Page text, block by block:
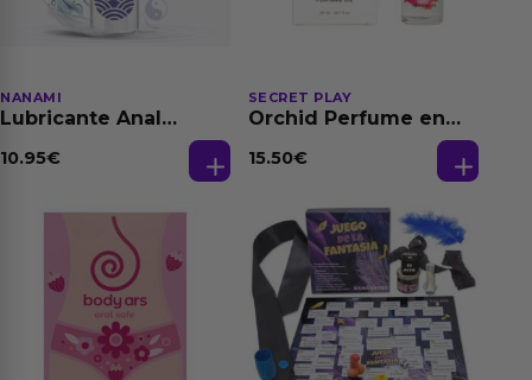
NANAMI
Lubricante Anal
Dilatación Base Agua
10.95€
SECRET PLAY
Orchid Perfume en
Feromonas 20 ml
15.50€